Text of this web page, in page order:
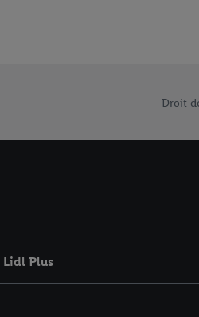
Droit
Lidl Plus